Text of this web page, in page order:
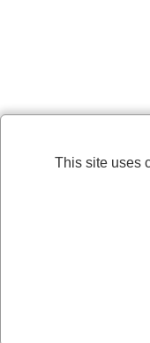
This site uses